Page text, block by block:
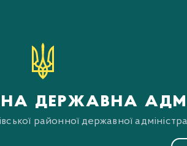
державна
районної державної